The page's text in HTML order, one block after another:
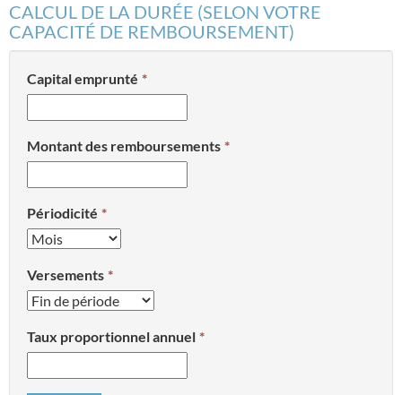
CALCUL DE LA DURÉE (SELON VOTRE
CAPACITÉ DE REMBOURSEMENT)
Capital emprunté
Montant des remboursements
Périodicité
Versements
Taux proportionnel annuel